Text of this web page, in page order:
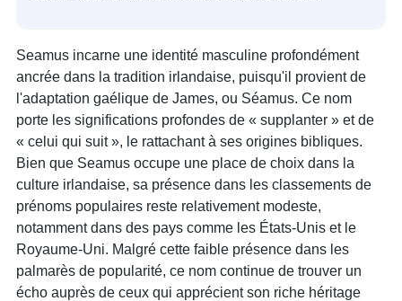
Seamus incarne une identité masculine profondément
ancrée dans la tradition irlandaise, puisqu'il provient de
l'adaptation gaélique de James, ou Séamus. Ce nom
porte les significations profondes de « supplanter » et de
« celui qui suit », le rattachant à ses origines bibliques.
Bien que Seamus occupe une place de choix dans la
culture irlandaise, sa présence dans les classements de
prénoms populaires reste relativement modeste,
notamment dans des pays comme les États-Unis et le
Royaume-Uni. Malgré cette faible présence dans les
palmarès de popularité, ce nom continue de trouver un
écho auprès de ceux qui apprécient son riche héritage